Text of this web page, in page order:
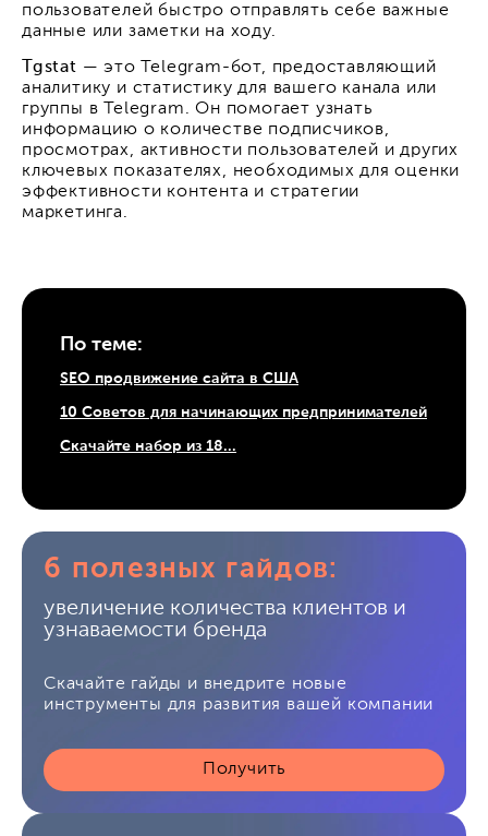
пользователей быстро отправлять себе важные
данные или заметки на ходу.
Tgstat — это Telegram-бот, предоставляющий
аналитику и статистику для вашего канала или
группы в Telegram. Он помогает узнать
информацию о количестве подписчиков,
просмотрах, активности пользователей и других
ключевых показателях, необходимых для оценки
эффективности контента и стратегии
маркетинга.
По теме:
SEO продвижение сайта в США
10 Советов для начинающих предпринимателей
Скачайте набор из 18…
6 полезных гайдов:
увеличение количества клиентов и
узнаваемости бренда
Скачайте гайды и внедрите новые
инструменты для развития вашей компании
Получить